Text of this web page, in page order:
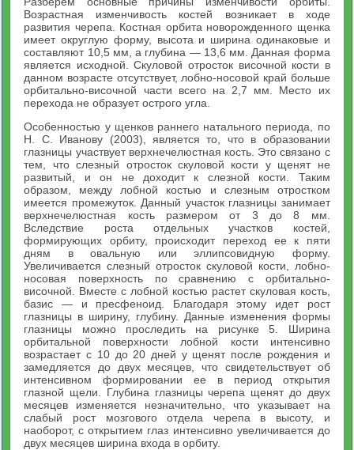
Возрастная изменчивость костей возникает в ходе
развития черепа. Костная орбита новорожденного щенка
имеет округлую форму, высота и ширина одинаковые и
составляют 10,5 мм, а глубина — 13,6 мм. Данная форма
является исходной. Скуловой отросток височной кости в
данном возрасте отсутствует, лобно-носовой край больше
орбитально-височной части всего на 2,7 мм. Место их
перехода не образует острого угла.
Особенностью у щенков раннего натального периода, по
Н. С. Иванову (2003), является то, что в образовании
глазницы участвует верхнечелюстная кость. Это связано с
тем, что слезный отросток скуловой кости у щенят не
развитый, и он не доходит к слезной кости. Таким
образом, между лобной костью и слезным отростком
имеется промежуток. Данный участок глазницы занимает
верхнечелюстная кость размером от 3 до 8 мм.
Вследствие роста отдельных участков костей,
формирующих орбиту, происходит переход ее к пяти
дням в овальную или эллипсовидную форму.
Увеличивается слезный отросток скуловой кости, лобно-
носовая поверхность по сравнению с орбитально-
височной. Вместе с лобной костью растет скуловая кость,
базис — и пресфеноид. Благодаря этому идет рост
глазницы в ширину, глубину. Данные изменения формы
глазницы можно проследить на рисунке 5. Ширина
орбитальной поверхности лобной кости интенсивно
возрастает с 10 до 20 дней у щенят после рождения и
замедляется до двух месяцев, что свидетельствует об
интенсивном формировании ее в период открытия
глазной щели. Глубина глазницы черепа щенят до двух
месяцев изменяется незначительно, что указывает на
слабый рост мозгового отдела черепа в высоту, и
наоборот, с открытием глаз интенсивно увеличивается до
двух месяцев ширина входа в орбиту.